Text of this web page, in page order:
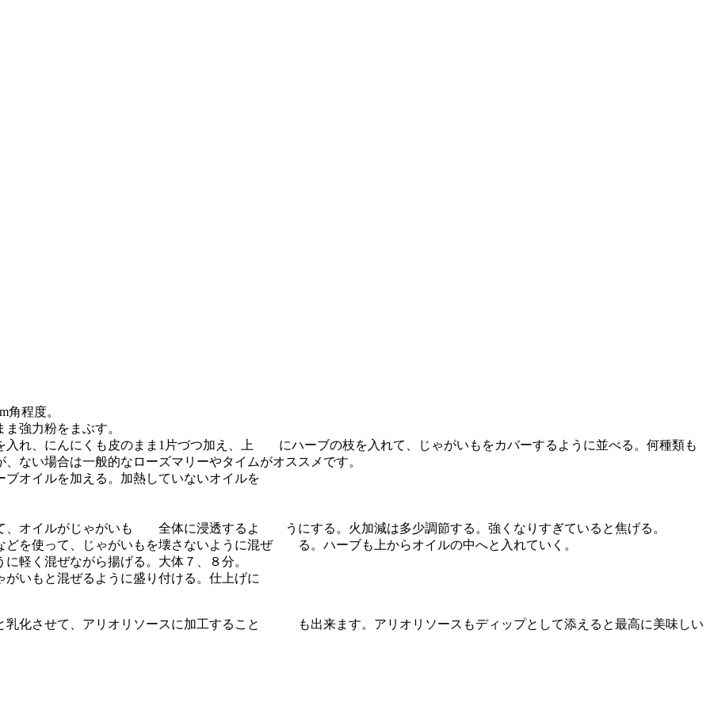
程度。
強力粉をまぶす。
入れ、にんにくも皮のまま1片づつ加え、上 にハーブの枝を入れて、じゃがいもをカバーするように並べる。何種類も
場合は一般的なローズマリーやタイムがオススメです。
オイルを加える。加熱していないオイルを
、オイルがじゃがいも 全体に浸透するよ うにする。火加減は多少調節する。強くなりすぎていると焦げる。
どを使って、じゃがいもを壊さないように混ぜ る。ハーブも上からオイルの中へと入れていく。
軽く混ぜながら揚げる。大体７、８分。
いもと混ぜるように盛り付ける。仕上げに
乳化させて、アリオリソースに加工すること も出来ます。アリオリソースもディップとして添えると最高に美味しい